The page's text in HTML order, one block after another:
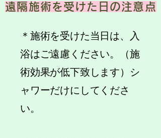
遠隔施術を受けた日の注意点
＊施術を受けた当日は、入
浴はご遠慮ください。（施
術効果が低下致します）シ
ャワーだけにしてくださ
い。